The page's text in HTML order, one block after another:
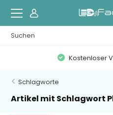
Kostenloser
Schlagworte
Artikel mit Schlagwort